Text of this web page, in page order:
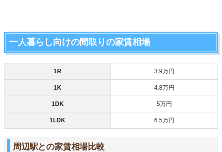
一人暮らし向けの間取りの家賃相場
1R 3.9万円
1K 4.8万円
1DK 5万円
1LDK 6.5万円
周辺駅との家賃相場比較